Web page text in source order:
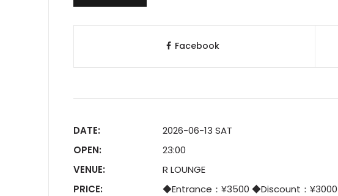
Facebook
DATE:
2026-06-13 SAT
OPEN:
23:00
VENUE:
R LOUNGE
PRICE:
◆Entrance：¥3500 ◆Discount：